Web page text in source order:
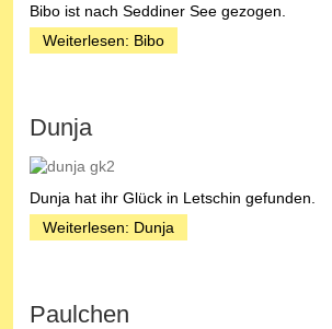
Bibo ist nach Seddiner See gezogen.
Weiterlesen: Bibo
Dunja
Dunja hat ihr Glück in Letschin gefunden.
Weiterlesen: Dunja
Paulchen